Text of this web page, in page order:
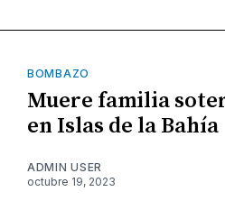
BOMBAZO
Muere familia
en Islas de la Bahía
ADMIN USER
octubre 19, 2023